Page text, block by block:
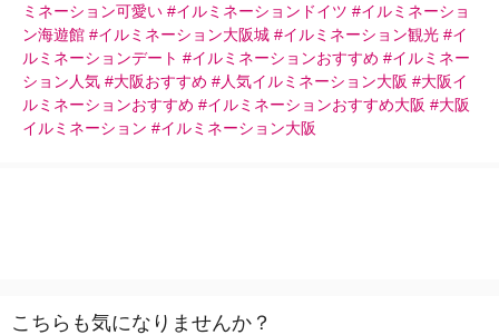
ミネーション可愛い #イルミネーションドイツ #イルミネーショ
ン海遊館 #イルミネーション大阪城 #イルミネーション観光 #イ
ルミネーションデート #イルミネーションおすすめ #イルミネー
ション人気 #大阪おすすめ #人気イルミネーション大阪 #大阪イ
ルミネーションおすすめ #イルミネーションおすすめ大阪 #大阪
イルミネーション #イルミネーション大阪
こちらも気になりませんか？